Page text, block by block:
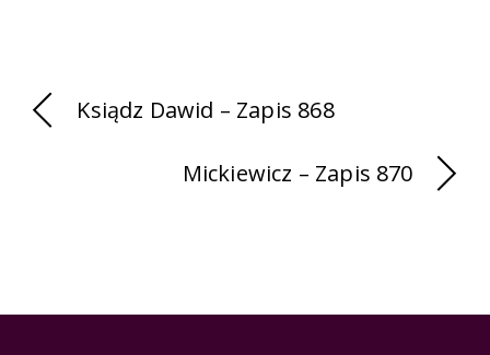
Ksiądz Dawid – Zapis 868
Mickiewicz – Zapis 870